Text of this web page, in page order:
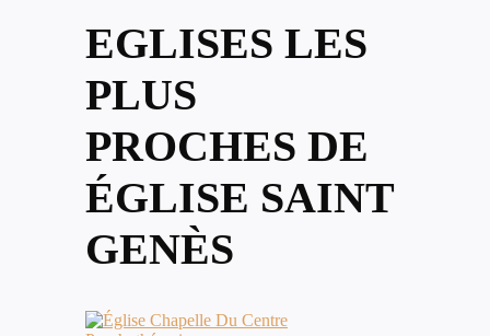
EGLISES LES
PLUS
PROCHES DE
ÉGLISE SAINT
GENÈS